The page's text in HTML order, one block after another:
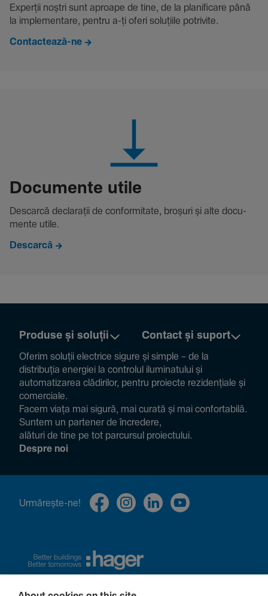
Experții noștri sunt aproape de tine, de la plani­fi­care până
la imple­men­tare, pentru a-ți oferi solu­țiile potri­vite.
Contactează-ne
Docu­mente utile
Descarcă decla­rații de conformitate, broșuri și alte docu­
mente utile.
Descarcă
Produse și soluții Contact și suport
Oferim soluții electrice sigure și simple – de la
distribuția energiei la controlul ilumi­na­tului și
auto­ma­ti­zarea clădi­rilor, pentru proiecte rezi­den­țiale și
comer­ciale.
Facem viața mai sigură, mai curată și mai confor­ta­bilă.
Suntem un partener de încre­dere,
alături de tine pe tot parcursul proiec­tului.
Despre noi
Urmă­rește-ne!